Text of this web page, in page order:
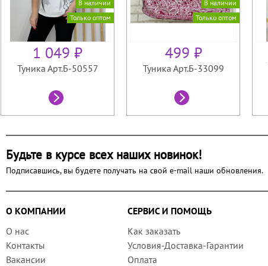
В наличии
Только оптом
1 049 ₽
Туника Арт.Б-50557
В наличии
Только оптом
499 ₽
Туника Арт.Б-33099
Будьте в курсе всех наших новинок!
Подписавшись, вы будете получать на свой e-mail наши обновления.
О КОМПАНИИ
СЕРВИС И ПОМОЩЬ
О нас
Контакты
Вакансии
Как заказать
Условия-Доставка-Гарантии
Оплата